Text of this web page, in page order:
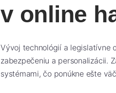
v online
Vývoj technológií a legislatívne
zabezpečeniu a personalizácii.
systémami, čo ponúkne ešte